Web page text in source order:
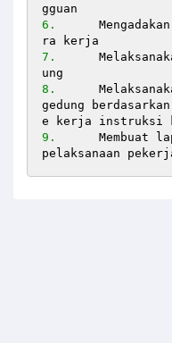
6.
7.
8.
gedung
9.
pelaksanaan